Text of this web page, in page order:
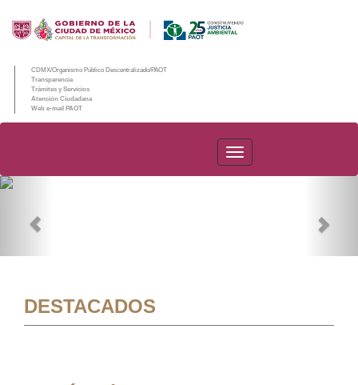
CDMX/Organismo Público Descentralizado/PAOT
Transparencia
Trámites y Servicios
Atención Ciudadana
Web e-mail PAOT
PAOT
DESTACADOS